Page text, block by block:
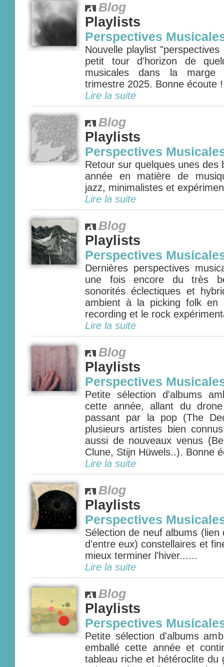
Blog
Playlists
Perspectives
Nouvelle playlist
petit tour d'horizon de
musicales dans la marge
trimestre 2025. Bonne écoute
Lire la suite
Blog
Playlists
Perspectives
Retour sur quelques unes des
année en matière de
jazz, minimalistes et
Lire la suite
Blog
Playlists
Perspectives
Dernières perspectives
une fois encore du très
sonorités éclectiques et
ambient à la picking folk en
recording et le rock
Lire la suite
Blog
Playlists
Perspectives
Petite sélection d'albums
cette année, allant du
passant par la pop (The
plusieurs artistes bien
aussi de nouveaux venus
Clune, Stijn Hüwels..). Bonne
Lire la suite
Blog
Playlists
Perspectives
Sélection de neuf albums
d'entre eux) constellaires et
mieux terminer l'hiver......
Lire la suite
Blog
Playlists
Perspectives
Petite sélection d'albums
emballé cette année et
tableau riche et hétéroclite du